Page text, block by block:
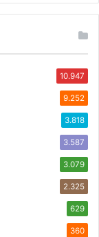
10.947
9.252
3.818
3.587
3.079
2.325
629
360